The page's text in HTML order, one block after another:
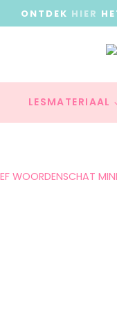
ONTDEK HIER
LESMATERIAAL
WOORDENSCHAT